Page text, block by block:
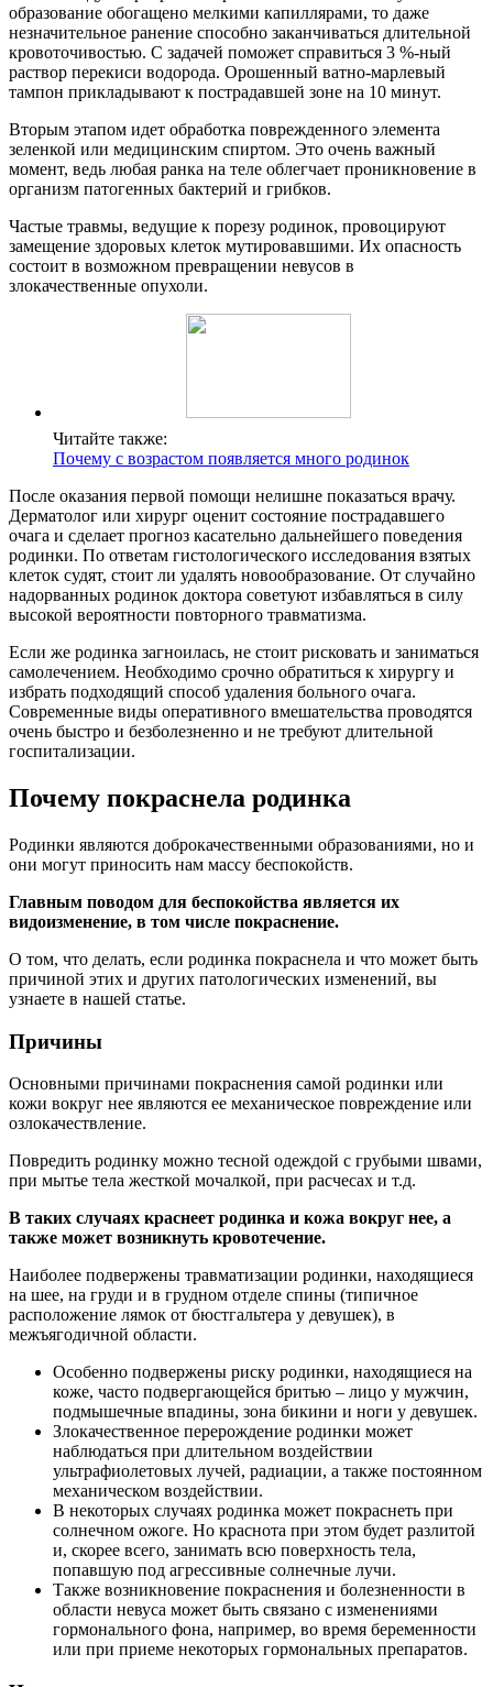
образование обогащено мелкими капиллярами, то даже
незначительное ранение способно заканчиваться длительной
кровоточивостью. С задачей поможет справиться 3 %-ный
раствор перекиси водорода. Орошенный ватно-марлевый
тампон прикладывают к пострадавшей зоне на 10 минут.
Вторым этапом идет обработка поврежденного элемента
зеленкой или медицинским спиртом. Это очень важный
момент, ведь любая ранка на теле облегчает проникновение в
организм патогенных бактерий и грибков.
Частые травмы, ведущие к порезу родинок, провоцируют
замещение здоровых клеток мутировавшими. Их опасность
состоит в возможном превращении невусов в
злокачественные опухоли.
Читайте также:
Почему с возрастом появляется много родинок
После оказания первой помощи нелишне показаться врачу.
Дерматолог или хирург оценит состояние пострадавшего
очага и сделает прогноз касательно дальнейшего поведения
родинки. По ответам гистологического исследования взятых
клеток судят, стоит ли удалять новообразование. От случайно
надорванных родинок доктора советуют избавляться в силу
высокой вероятности повторного травматизма.
Если же родинка загноилась, не стоит рисковать и заниматься
самолечением. Необходимо срочно обратиться к хирургу и
избрать подходящий способ удаления больного очага.
Современные виды оперативного вмешательства проводятся
очень быстро и безболезненно и не требуют длительной
госпитализации.
Почему покраснела родинка
Родинки являются доброкачественными образованиями, но и
они могут приносить нам массу беспокойств.
Главным поводом для беспокойства является их
видоизменение, в том числе покраснение.
О том, что делать, если родинка покраснела и что может быть
причиной этих и других патологических изменений, вы
узнаете в нашей статье.
Причины
Основными причинами покраснения самой родинки или
кожи вокруг нее являются ее механическое повреждение или
озлокачествление.
Повредить родинку можно тесной одеждой с грубыми швами,
при мытье тела жесткой мочалкой, при расчесах и т.д.
В таких случаях краснеет родинка и кожа вокруг нее, а
также может возникнуть кровотечение.
Наиболее подвержены травматизации родинки, находящиеся
на шее, на груди и в грудном отделе спины (типичное
расположение лямок от бюстгальтера у девушек), в
межъягодичной области.
Особенно подвержены риску родинки, находящиеся на
коже, часто подвергающейся бритью – лицо у мужчин,
подмышечные впадины, зона бикини и ноги у девушек.
Злокачественное перерождение родинки может
наблюдаться при длительном воздействии
ультрафиолетовых лучей, радиации, а также постоянном
механическом воздействии.
В некоторых случаях родинка может покраснеть при
солнечном ожоге. Но краснота при этом будет разлитой
и, скорее всего, занимать всю поверхность тела,
попавшую под агрессивные солнечные лучи.
Также возникновение покраснения и болезненности в
области невуса может быть связано с изменениями
гормонального фона, например, во время беременности
или при приеме некоторых гормональных препаратов.